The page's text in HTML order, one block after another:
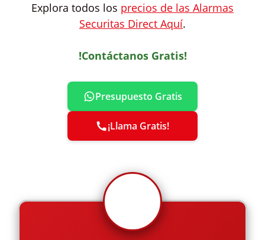
Explora todos los precios de las Alarmas
Securitas Direct Aquí.
!Contáctanos Gratis!
Presupuesto Gratis
¡Llama Gratis!